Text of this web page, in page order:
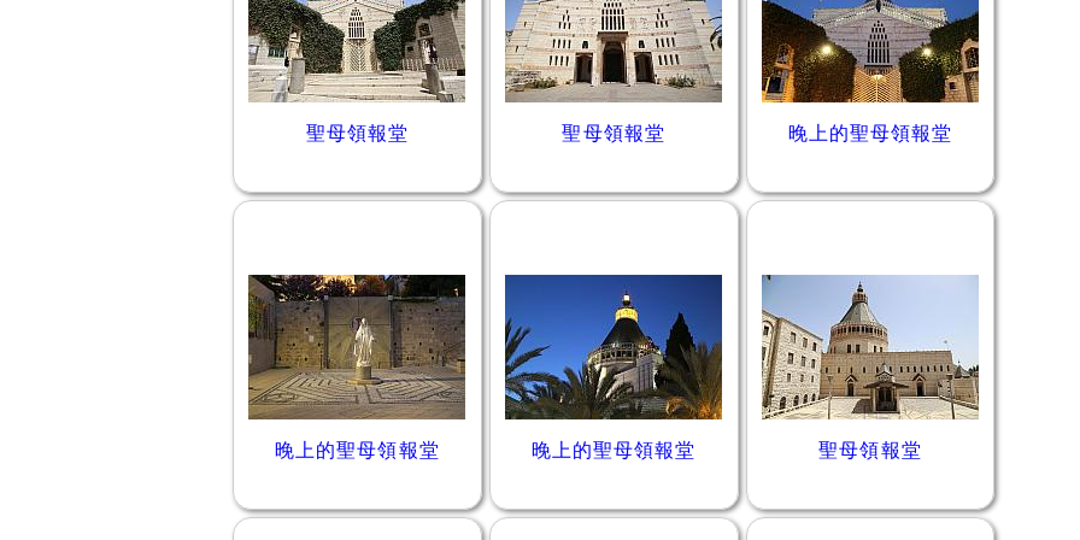
聖母領報堂 聖母領報堂 晚上的聖母領報堂
晚上的聖母領報堂 晚上的聖母領報堂 聖母領報堂